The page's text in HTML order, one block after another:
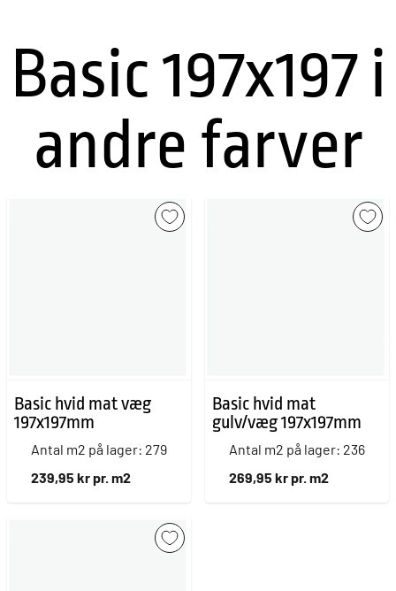
Basic 197x197 i
andre farver
Basic hvid mat væg
197x197mm
Antal m2 på lager: 279
239,95 kr pr. m2
Basic hvid mat
gulv/væg 197x197mm
Antal m2 på lager: 236
269,95 kr pr. m2